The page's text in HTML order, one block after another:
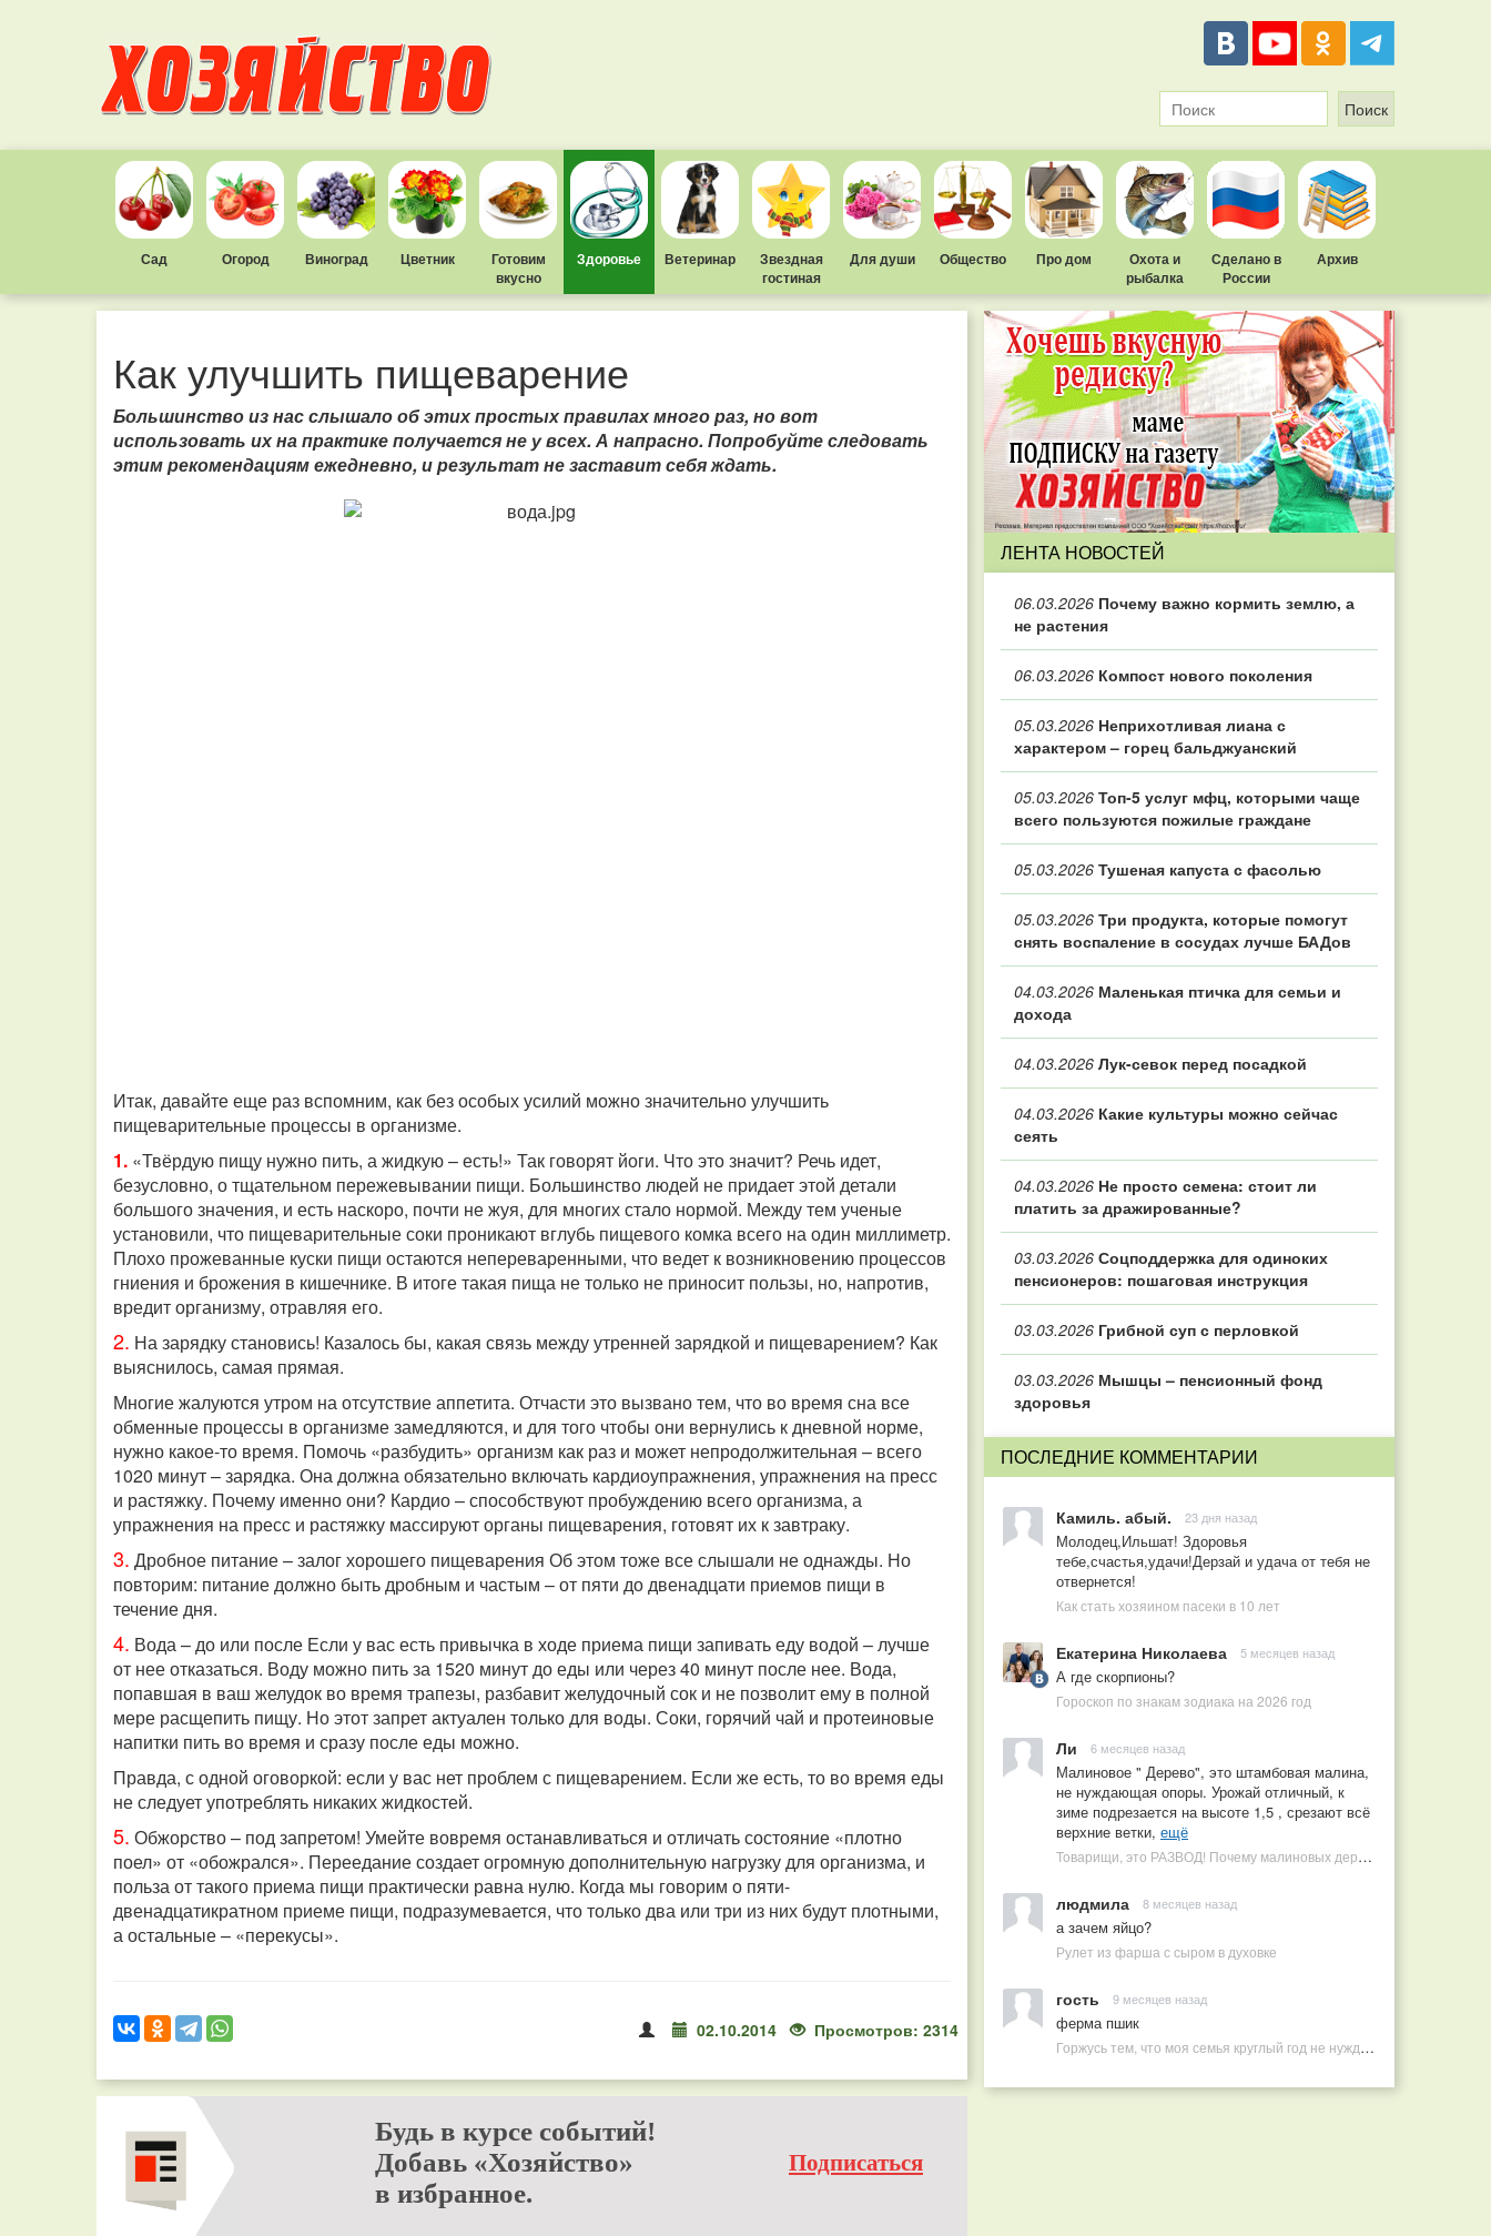
Сад Огород Виноград Цветник
Готовим
вкусно
Здоровье Ветеринар
Звездная
гостиная
Для души Общество Про дом
Охота и
рыбалка
Сделано в
России
Архив
Как улучшить пищеварение
Большинство из нас слышало об этих простых правилах много раз, но вот
использовать их на практике получается не у всех. А напрасно. Попробуйте следовать
этим рекомендациям ежедневно, и результат не заставит себя ждать.
Итак, давайте еще раз вспомним, как без особых усилий можно значительно улучшить
пищеварительные процессы в организме.
1. «Твёрдую пищу нужно пить, а жидкую – есть!» Так говорят йоги. Что это значит? Речь идет,
безусловно, о тщательном пережевывании пищи. Большинство людей не придает этой детали
большого значения, и есть наскоро, почти не жуя, для многих стало нормой. Между тем ученые
установили, что пищеварительные соки проникают вглубь пищевого комка всего на один миллиметр.
Плохо прожеванные куски пищи остаются непереваренными, что ведет к возникновению процессов
гниения и брожения в кишечнике. В итоге такая пища не только не приносит пользы, но, напротив,
вредит организму, отравляя его.
2. На зарядку становись! Казалось бы, какая связь между утренней зарядкой и пищеварением? Как
выяснилось, самая прямая.
Многие жалуются утром на отсутствие аппетита. Отчасти это вызвано тем, что во время сна все
обменные процессы в организме замедляются, и для того чтобы они вернулись к дневной норме,
нужно какое-то время. Помочь «разбудить» организм как раз и может непродолжительная – всего
1020 минут – зарядка. Она должна обязательно включать кардиоупражнения, упражнения на пресс
и растяжку. Почему именно они? Кардио – способствуют пробуждению всего организма, а
упражнения на пресс и растяжку массируют органы пищеварения, готовят их к завтраку.
3. Дробное питание – залог хорошего пищеварения Об этом тоже все слышали не однажды. Но
повторим: питание должно быть дробным и частым – от пяти до двенадцати приемов пищи в
течение дня.
4. Вода – до или после Если у вас есть привычка в ходе приема пищи запивать еду водой – лучше
от нее отказаться. Воду можно пить за 1520 минут до еды или через 40 минут после нее. Вода,
попавшая в ваш желудок во время трапезы, разбавит желудочный сок и не позволит ему в полной
мере расщепить пищу. Но этот запрет актуален только для воды. Соки, горячий чай и протеиновые
напитки пить во время и сразу после еды можно.
Правда, с одной оговоркой: если у вас нет проблем с пищеварением. Если же есть, то во время еды
не следует употреблять никаких жидкостей.
5. Обжорство – под запретом! Умейте вовремя останавливаться и отличать состояние «плотно
поел» от «обожрался». Переедание создает огромную дополнительную нагрузку для организма, и
польза от такого приема пищи практически равна нулю. Когда мы говорим о пяти-
двенадцатикратном приеме пищи, подразумевается, что только два или три из них будут плотными,
а остальные – «перекусы».
02.10.2014 Просмотров: 2314
Будь в курсе событий!
Добавь «Хозяйство»
в избранное.
Подписаться
ЛЕНТА НОВОСТЕЙ
06.03.2026 Почему важно кормить землю, а
не растения
06.03.2026 Компост нового поколения
05.03.2026 Неприхотливая лиана с
характером – горец бальджуанский
05.03.2026 Топ‑5 услуг мфц, которыми чаще
всего пользуются пожилые граждане
05.03.2026 Тушеная капуста с фасолью
05.03.2026 Три продукта, которые помогут
снять воспаление в сосудах лучше БАДов
04.03.2026 Маленькая птичка для семьи и
дохода
04.03.2026 Лук-севок перед посадкой
04.03.2026 Какие культуры можно сейчас
сеять
04.03.2026 Не просто семена: стоит ли
платить за дражированные?
03.03.2026 Соцподдержка для одиноких
пенсионеров: пошаговая инструкция
03.03.2026 Грибной суп с перловкой
03.03.2026 Мышцы – пенсионный фонд
здоровья
ПОСЛЕДНИЕ КОММЕНТАРИИ
Камиль. абый. 23 дня назад
Молодец,Ильшат! Здоровья
тебе,счастья,удачи!Дерзай и удача от тебя не
отвернется!
Как стать хозяином пасеки в 10 лет
Екатерина Николаева 5 месяцев назад
А где скорпионы?
Гороскоп по знакам зодиака на 2026 год
Ли 6 месяцев назад
Малиновое " Дерево", это штамбовая малина,
не нуждающая опоры. Урожай отличный, к
зиме подрезается на высоте 1,5 , срезают всё
верхние ветки, ещё
Товарищи, это РАЗВОД! Почему малиновых деревьев не бывает, или Как ушлые продавцы наживаются на мечтах садоводов
людмила 8 месяцев назад
а зачем яйцо?
Рулет из фарша с сыром в духовке
гость 9 месяцев назад
ферма пшик
Горжусь тем, что моя семья круглый год не нуждается в покупных витаминах